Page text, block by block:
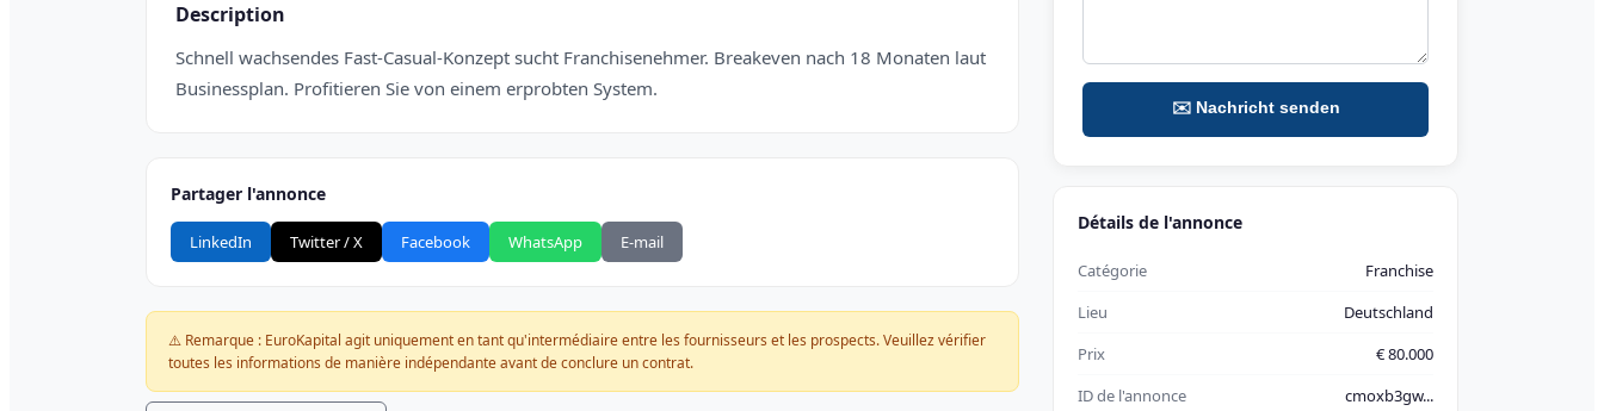
Description
Schnell wachsendes Fast-Casual-Konzept sucht Franchisenehmer. Breakeven nach 18 Monaten laut
Businessplan. Profitieren Sie von einem erprobten System.
Partager l'annonce
LinkedIn Twitter / X Facebook WhatsApp E-mail
⚠️ Remarque : EuroKapital agit uniquement en tant qu'intermédiaire entre les fournisseurs et les prospects. Veuillez vérifier
toutes les informations de manière indépendante avant de conclure un contrat.
✉️ Nachricht senden
Détails de l'annonce
Catégorie
Franchise
Lieu
Deutschland
Prix
€ 80.000
ID de l'annonce
cmoxb3gw...